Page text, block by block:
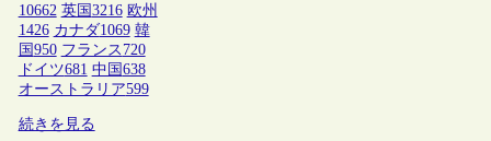
10662 英国 3216 欧州
1426 カナダ1069 韓
国 950 フランス 720
ドイツ681 中国 638
オーストラリア599
続きを見る